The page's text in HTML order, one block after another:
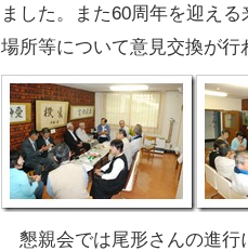
ました。また60周年を迎え
場所等について意見交換が行
懇親会では尾形さんの進行